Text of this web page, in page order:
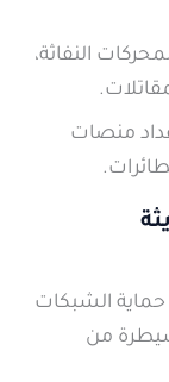
النفاثة،
منصات
حماية الشبكات
من